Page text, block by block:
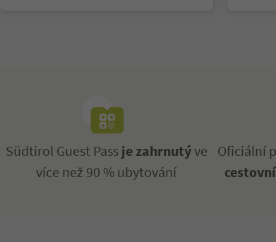
Südtirol Guest Passje zahrnutýve
více než 90 % ubytování
Oficiální
cestovní